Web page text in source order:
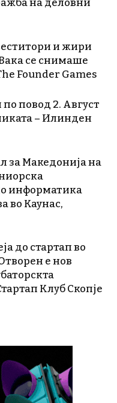
на деловни
и жири
се снимаше
Founder Games
повод 2. Август
– Илинден
за Македонија на
информатика
во Каунас,
до стартап во
е нов
Клуб Скопје